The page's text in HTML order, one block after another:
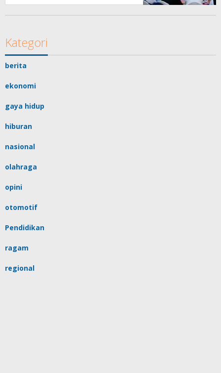
Kategori
berita
ekonomi
gaya hidup
hiburan
nasional
olahraga
opini
otomotif
Pendidikan
ragam
regional